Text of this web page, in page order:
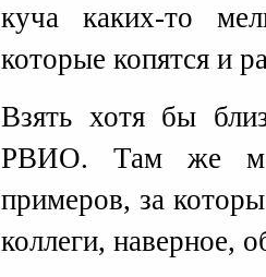
куча каких-то
которые копятся и
Взять хотя бы
РВИО. Там же
примеров, за
коллеги, наверное,